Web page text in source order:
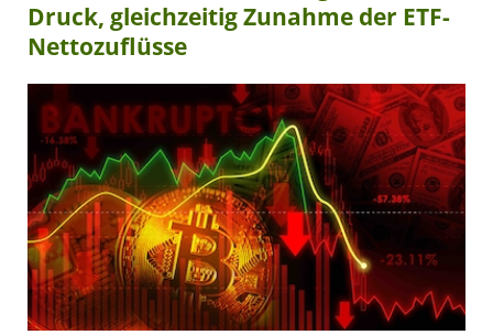
Druck, gleichzeitig Zunahme der ETF-
Nettozuflüsse